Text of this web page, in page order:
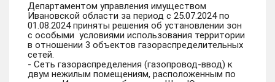
Департаментом управления имуществом
Ивановской области за период с 25.07.2024 по
01.08.2024 приняты решения об установлении зон
с особыми условиями использования территории
в отношении 3 объектов газораспределительных
сетей.
- Сеть газораспределения (газопровод-ввод) к
двум нежилым помещениям, расположенным по